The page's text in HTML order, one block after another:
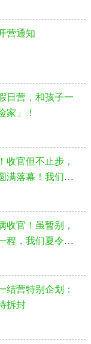
营通知
日营，和孩子一
家」！
收官但不止步，
满落幕！我们国
收官！虽暂别，
程，我们夏令营
结营特别企划：
拆封